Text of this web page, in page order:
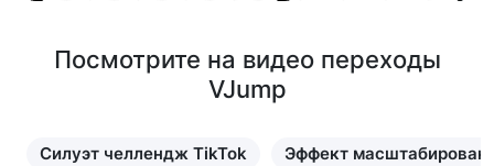
Посмотрите на видео переходы
VJump
Силуэт челлендж TikTok Эффект